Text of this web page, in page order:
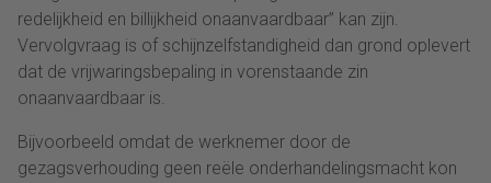
redelijkheid en billijkheid onaanvaardbaar” kan zijn.
Vervolgvraag is of schijnzelfstandigheid dan grond oplevert
dat de vrijwaringsbepaling in vorenstaande zin
onaanvaardbaar is.
Bijvoorbeeld omdat de werknemer door de
gezagsverhouding geen reële onderhandelingsmacht kon